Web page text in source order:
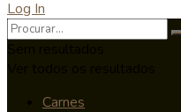
Log In
Carnes